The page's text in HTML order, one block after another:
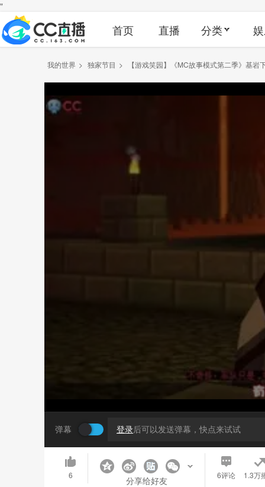
"
首页 直播 分类
我的世界 > 独家节目 > 【游戏笑园】《MC故事模式第二季》基岩
弹幕 登录后可以发送弹幕，快点来试试
6 分享给好友 6评论 1.3万